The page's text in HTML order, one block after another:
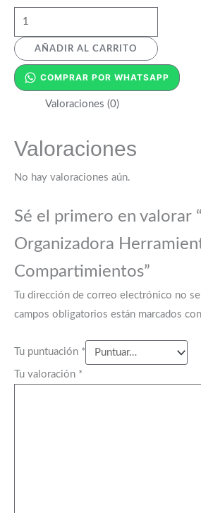
AÑADIR AL CARRITO
COMPRAR POR WHATSAPP
Valoraciones (0)
Valoraciones
No hay valoraciones aún.
Sé el primero en valorar
Organizadora
Compartimientos”
Tu dirección de correo electrónico no
campos obligatorios están marcados con
Tu puntuación *
Tu valoración *